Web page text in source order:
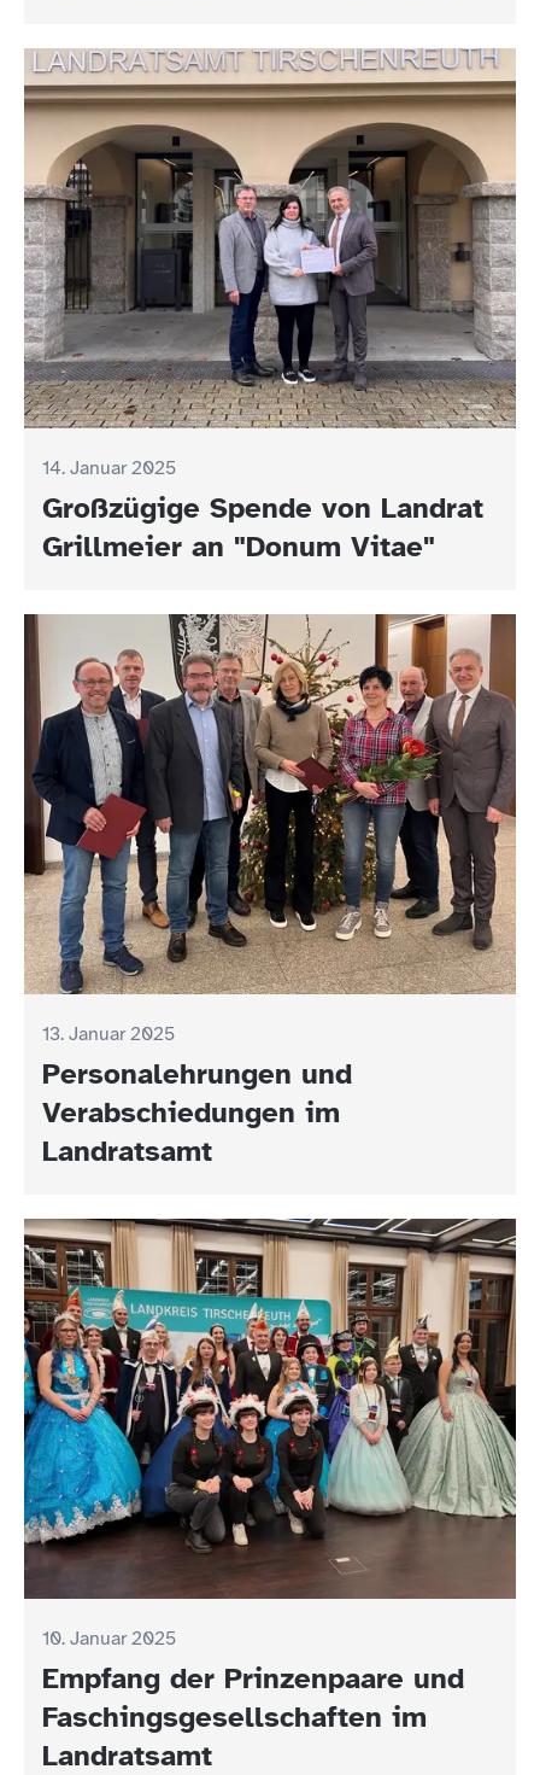
14. Januar 2025
Großzügige Spende von Landrat
Grillmeier an "Donum Vitae"
13. Januar 2025
Personalehrungen und
Verabschiedungen im
Landratsamt
10. Januar 2025
Empfang der Prinzenpaare und
Faschingsgesellschaften im
Landratsamt